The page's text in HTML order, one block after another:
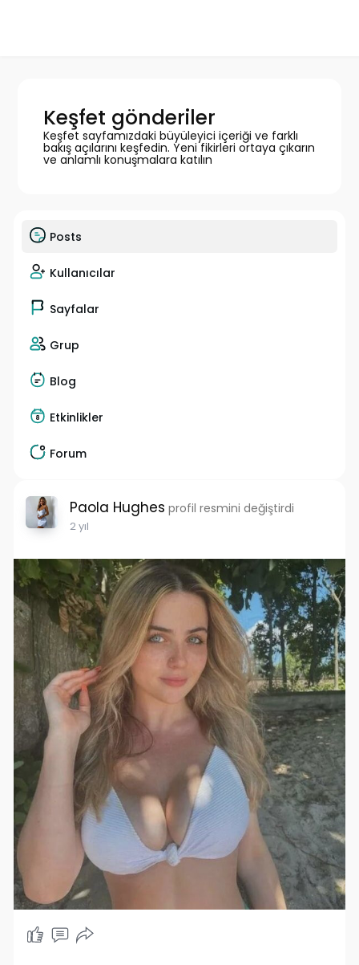
Keşfet gönderiler
Keşfet sayfamızdaki büyüleyici içeriği ve farklı
bakış açılarını keşfedin. Yeni fikirleri ortaya çıkarın
ve anlamlı konuşmalara katılın
Posts
Kullanıcılar
Sayfalar
Grup
Blog
Etkinlikler
Forum
Paola Hughes profil resmini değiştirdi
2 yıl